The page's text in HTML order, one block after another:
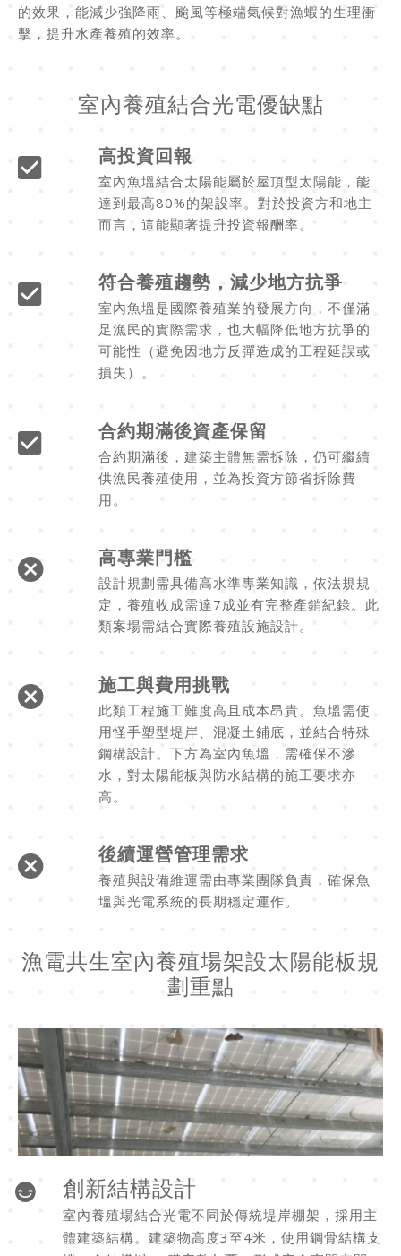
的效果，能減少強降雨、颱風等極端氣候對漁蝦的生理衝
擊，提升水產養殖的效率。
室內養殖結合光電優缺點
高投資回報
室內魚塭結合太陽能屬於屋頂型太陽能，能
達到最高80%的架設率。對於投資方和地主
而言，這能顯著提升投資報酬率。
符合養殖趨勢，減少地方抗爭
室內魚塭是國際養殖業的發展方向，不僅滿
足漁民的實際需求，也大幅降低地方抗爭的
可能性（避免因地方反彈造成的工程延誤或
損失）。
合約期滿後資產保留
合約期滿後，建築主體無需拆除，仍可繼續
供漁民養殖使用，並為投資方節省拆除費
用。
高專業門檻
設計規劃需具備高水準專業知識，依法規規
定，養殖收成需達7成並有完整產銷紀錄。此
類案場需結合實際養殖設施設計。
施工與費用挑戰
此類工程施工難度高且成本昂貴。魚塭需使
用怪手塑型堤岸、混凝土鋪底，並結合特殊
鋼構設計。下方為室內魚塭，需確保不滲
水，對太陽能板與防水結構的施工要求亦
高。
後續運營管理需求
養殖與設備維運需由專業團隊負責，確保魚
塭與光電系統的長期穩定運作。
漁電共生室內養殖場架設太陽能板規
劃重點
創新結構設計
室內養殖場結合光電不同於傳統堤岸棚架，採用主
體建築結構。建築物高度3至4米，使用鋼骨結構支